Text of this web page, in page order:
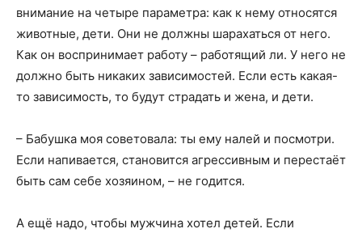
внимание на четыре параметра: как к нему относятся
животные, дети. Они не должны шарахаться от него.
Как он воспринимает работу – работящий ли. У него не
должно быть никаких зависимостей. Если есть какая-
то зависимость, то будут страдать и жена, и дети.
– Бабушка моя советовала: ты ему налей и посмотри.
Если напивается, становится агрессивным и перестаёт
быть сам себе хозяином, – не годится.
А ещё надо, чтобы мужчина хотел детей. Если